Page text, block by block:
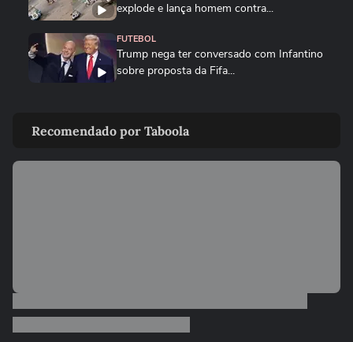
explode e lança homem contra...
FUTEBOL
Trump nega ter conversado com Infantino
sobre proposta da Fifa...
acordo para...
MUNDO
tradutor da mãe durante...
Recomendado por Taboola